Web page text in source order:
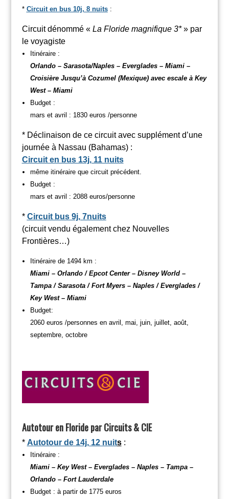
* Circuit en bus 10j, 8 nuits:
Circuit dénommé « La Floride magnifique 3*» par
le voyagiste
Itinéraire :
Orlando – Sarasota/Naples – Everglades – Miami –
Croisière Jusqu’à Cozumel (Mexique) avec escale à Key
West – Miami
Budget :
mars et avril : 1830 euros /personne
* Déclinaison de ce circuit avec supplément d’une
journée à Nassau (Bahamas) :
Circuit en bus 13j, 11 nuits
même itinéraire que circuit précédent.
Budget :
mars et avril : 2088 euros/personne
* Circuit bus 9j, 7nuits
(circuit vendu également chez Nouvelles
Frontières…)
Itinéraire de 1494 km :
Miami – Orlando / Epcot Center – Disney World –
Tampa / Sarasota / Fort Myers – Naples / Everglades /
Key West – Miami
Budget:
2060 euros /personnes en avril, mai, juin, juillet, août,
septembre, octobre
Autotour en Floride par Circuits & CIE
* Autotour de 14j, 12 nuits:
Itinéraire :
Miami – Key West – Everglades – Naples – Tampa –
Orlando – Fort Lauderdale
Budget : à partir de 1775 euros